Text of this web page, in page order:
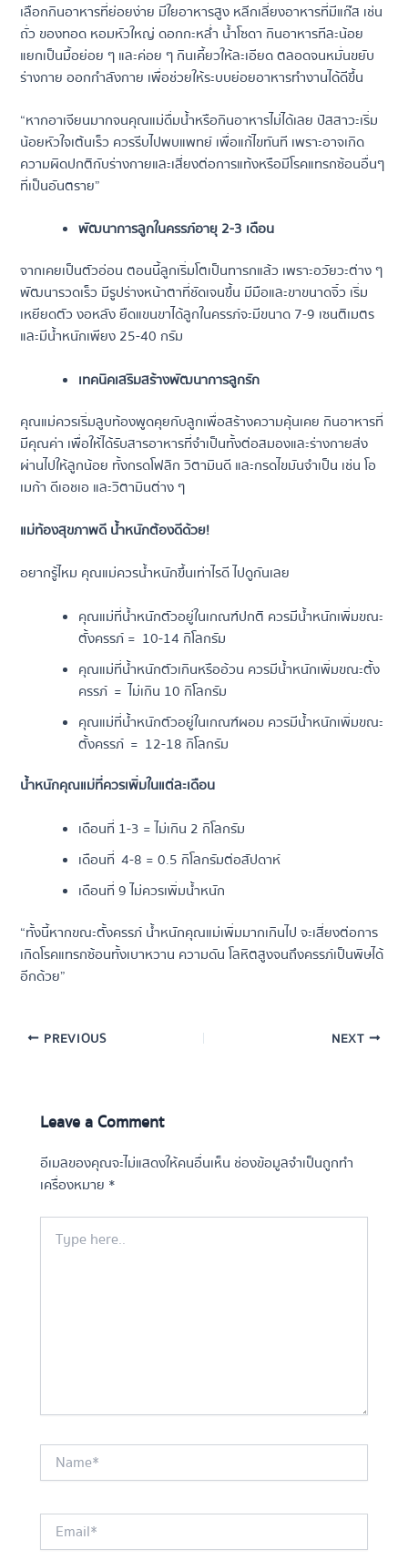
เลือกกินอาหารที่ย่อยง่าย มีใยอาหารสูง หลีกเลี่ยงอาหารที่มีแก๊ส เช่น
ถั่ว ของทอด หอมหัวใหญ่ ดอกกะหล่ำ น้ำโซดา กินอาหารทีละน้อย
แยกเป็นมื้อย่อย ๆ และค่อย ๆ กินเคี้ยวให้ละเอียด ตลอดจนหมั่นขยับ
ร่างกาย ออกกำลังกาย เพื่อช่วยให้ระบบย่อยอาหารทำงานได้ดีขึ้น
“หากอาเจียนมากจนคุณแม่ดื่มน้ำหรือกินอาหารไม่ได้เลย ปัสสาวะเริ่ม
น้อยหัวใจเต้นเร็ว ควรรีบไปพบแพทย์ เพื่อแก้ไขทันที เพราะอาจเกิด
ความผิดปกติกับร่างกายและเสี่ยงต่อการแท้งหรือมีโรคแทรกซ้อนอื่นๆ
ที่เป็นอันตราย”
พัฒนาการลูกในครรภ์อายุ 2-3 เดือน
จากเคยเป็นตัวอ่อน ตอนนี้ลูกเริ่มโตเป็นทารกแล้ว เพราะอวัยวะต่าง ๆ
พัฒนารวดเร็ว มีรูปร่างหน้าตาที่ชัดเจนขึ้น มีมือและขาขนาดจิ๋ว เริ่ม
เหยียดตัว งอหลัง ยืดแขนขาได้ลูกในครรภ์จะมีขนาด 7-9 เซนติเมตร
และมีน้ำหนักเพียง 25-40 กรัม
เทคนิคเสริมสร้างพัฒนาการลูกรัก
คุณแม่ควรเริ่มลูบท้องพูดคุยกับลูกเพื่อสร้างความคุ้นเคย กินอาหารที่
มีคุณค่า เพื่อให้ได้รับสารอาหารที่จำเป็นทั้งต่อสมองและร่างกายส่ง
ผ่านไปให้ลูกน้อย ทั้งกรดโฟลิก วิตามินดี และกรดไขมันจำเป็น เช่น โอ
เมก้า ดีเอชเอ และวิตามินต่าง ๆ
แม่ท้องสุขภาพดี น้ำหนักต้องดีด้วย!
อยากรู้ไหม คุณแม่ควรน้ำหนักขึ้นเท่าไรดี ไปดูกันเลย
คุณแม่ที่น้ำหนักตัวอยู่ในเกณฑ์ปกติ ควรมีน้ำหนักเพิ่มขณะ
ตั้งครรภ์ = 10-14 กิโลกรัม
คุณแม่ที่น้ำหนักตัวเกินหรืออ้วน ควรมีน้ำหนักเพิ่มขณะตั้ง
ครรภ์ = ไม่เกิน 10 กิโลกรัม
คุณแม่ที่น้ำหนักตัวอยู่ในเกณฑ์ผอม ควรมีน้ำหนักเพิ่มขณะ
ตั้งครรภ์ = 12-18 กิโลกรัม
น้ำหนักคุณแม่ที่ควรเพิ่มในแต่ละเดือน
เดือนที่ 1-3 = ไม่เกิน 2 กิโลกรัม
เดือนที่ 4-8 = 0.5 กิโลกรัมต่อสัปดาห์
เดือนที่ 9 ไม่ควรเพิ่มน้ำหนัก
“ทั้งนี้หากขณะตั้งครรภ์ น้ำหนักคุณแม่เพิ่มมากเกินไป จะเสี่ยงต่อการ
เกิดโรคแทรกซ้อนทั้งเบาหวาน ความดัน โลหิตสูงจนถึงครรภ์เป็นพิษได้
อีกด้วย”
Post
PREVIOUS NEXT
Leave a Comment
อีเมลของคุณจะไม่แสดงให้คนอื่นเห็น ช่องข้อมูลจำเป็นถูกทำ
เครื่องหมาย *
here..
Name*
Email*